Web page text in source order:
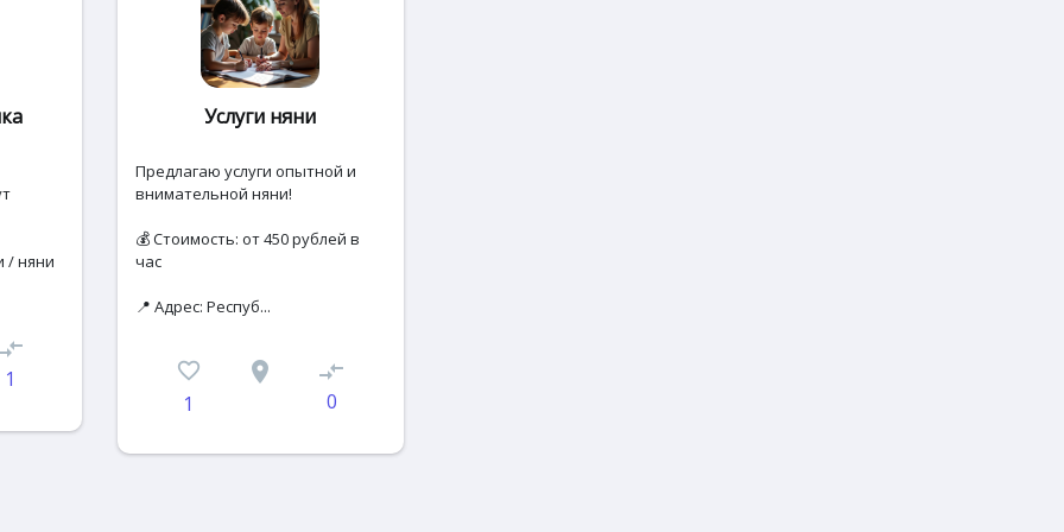
/ няни
compare_arrows
1
Услуги няни
Предлагаю услуги опытной и
внимательной няни!
💰 Стоимость: от 450 рублей в
час
📍 Адрес: Респуб...
favorite_border
1
place compare_arrows
0